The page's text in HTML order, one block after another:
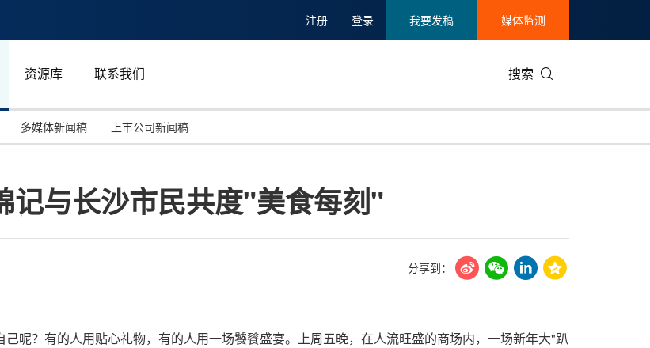
注册 登录 我要发稿 媒体监测
资源库 联系我们 搜索
投资并购
碳中和
美国临床肿瘤学会(ASCO)
能源化工与环保
娱乐时尚与艺术
马来西亚
新加坡
多媒体新闻稿 上市公司新闻稿
记与长沙市民共度"美食每刻"
分享到：
呢？有的人用贴心礼物，有的人用一场饕餮盛宴。上周五晚，在人流旺盛的商场内，一场新年大"趴